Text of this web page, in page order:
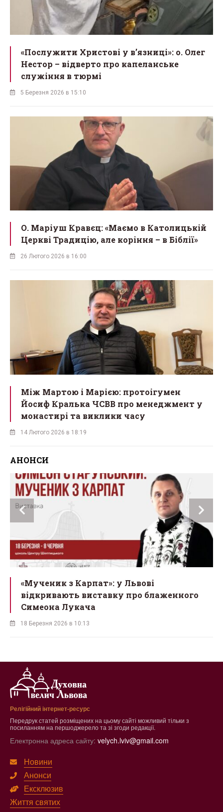
«Послужити Христові у вʼязниці»: о. Олег
Нестор – відверто про капеланське
служіння в тюрмі
5 Березня 2026 в 15:10
О. Маріуш Кравєц: «Маємо в Католицькій
Церкві Традицію, але коріння – в Біблії»
26 Лютого 2026 в 16:00
Між Мартою і Марією: протоігумен
Йосиф Кралька ЧСВВ про менеджмент у
монастирі та виклики часу
14 Лютого 2026 в 18:19
АНОНСИ
«Мученик з Карпат»: у Львові
відкривають виставку про блаженного
Симеона Лукача
18 Березня 2026 в 10:13
Релігійний інтернет-ресурс
Передрук статей розміщених на цьому сайті можливий тільки з
посиланням на першоджерело та зі згоди редакції.
Електронна адреса сайту: velych.lviv@gmail.com
Новини
Анонси
Ексклюзив
Життя святих